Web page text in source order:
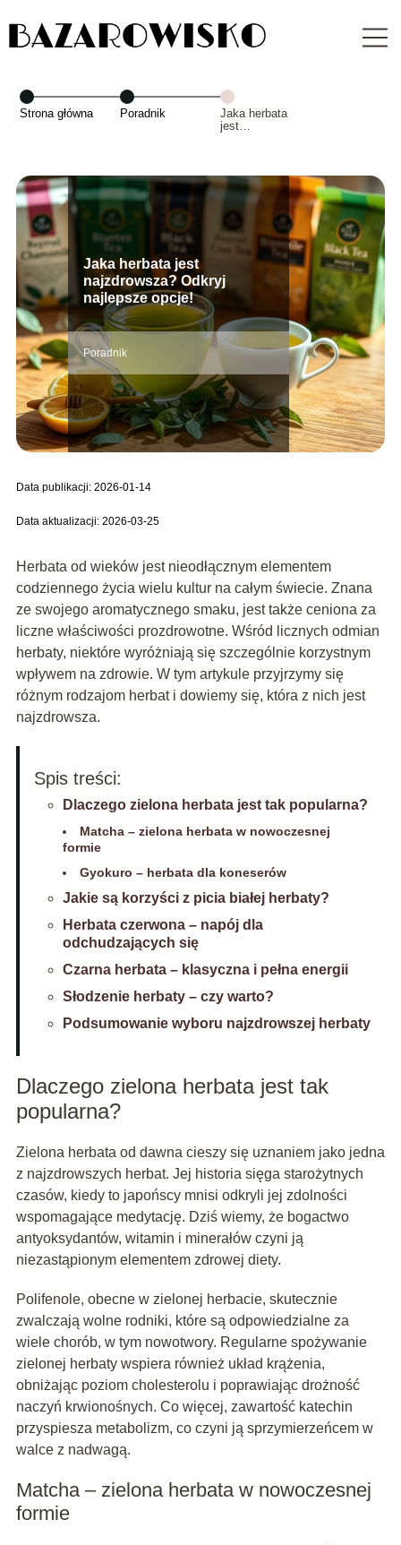
Strona główna Poradnik
Jaka herbata
jest
Jaka herbata jest
najzdrowsza? Odkryj
najlepsze opcje!
Poradnik
Data publikacji: 2026-01-14
Data aktualizacji: 2026-03-25
Herbata od wieków jest nieodłącznym elementem
codziennego życia wielu kultur na całym świecie. Znana
ze swojego aromatycznego smaku, jest także ceniona za
liczne właściwości prozdrowotne. Wśród licznych odmian
herbaty, niektóre wyróżniają się szczególnie korzystnym
wpływem na zdrowie. W tym artykule przyjrzymy się
różnym rodzajom herbat i dowiemy się, która z nich jest
najzdrowsza.
Spis treści:
Dlaczego zielona herbata jest tak popularna?
Matcha – zielona herbata w nowoczesnej
formie
Gyokuro – herbata dla koneserów
Jakie są korzyści z picia białej herbaty?
Herbata czerwona – napój dla
odchudzających się
Czarna herbata – klasyczna i pełna energii
Słodzenie herbaty – czy warto?
Podsumowanie wyboru najzdrowszej herbaty
Dlaczego zielona herbata jest tak
popularna?
Zielona herbata od dawna cieszy się uznaniem jako jedna
z najzdrowszych herbat. Jej historia sięga starożytnych
czasów, kiedy to japońscy mnisi odkryli jej zdolności
wspomagające medytację. Dziś wiemy, że bogactwo
antyoksydantów, witamin i minerałów czyni ją
niezastąpionym elementem zdrowej diety.
Polifenole, obecne w zielonej herbacie, skutecznie
zwalczają wolne rodniki, które są odpowiedzialne za
wiele chorób, w tym nowotwory. Regularne spożywanie
zielonej herbaty wspiera również układ krążenia,
obniżając poziom cholesterolu i poprawiając drożność
naczyń krwionośnych. Co więcej, zawartość katechin
przyspiesza metabolizm, co czyni ją sprzymierzeńcem w
walce z nadwagą.
Matcha – zielona herbata w nowoczesnej
formie